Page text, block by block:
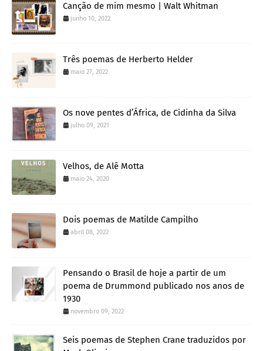
Canção de mim mesmo | Walt Whitman
junho 10, 2022
Três poemas de Herberto Helder
maio 27, 2022
Os nove pentes d’África, de Cidinha da Silva
julho 09, 2021
Velhos, de Alê Motta
maio 24, 2020
Dois poemas de Matilde Campilho
abril 08, 2022
Pensando o Brasil de hoje a partir de um
poema de Drummond publicado nos anos de
1930
novembro 09, 2022
Seis poemas de Stephen Crane traduzidos por